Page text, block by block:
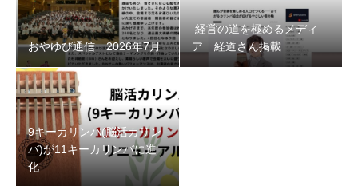
おやゆび通信 2026年7月
経営の道を極めるメディ
ア 経道さん掲載
9キーカリンバ(脳活カリン
バ)が11キーカリンバに進
化